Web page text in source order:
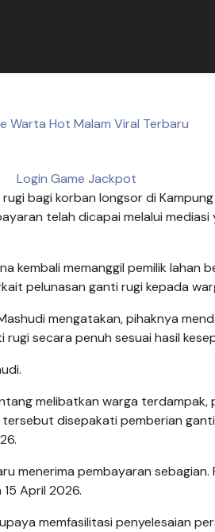
Warta Hot Malam Viral Terbaru
Login Game Jackpot
bagi korban longsor di Kampung
telah dicapai melalui
kembali memanggil pemilik lahan
pelunasan ganti rugi kepada
mengatakan, pihaknya
secara penuh sesuai hasil
melibatkan warga terdampak,
disepakati pemberian
menerima pembayaran
April 2026.
memfasilitasi penyelesaian